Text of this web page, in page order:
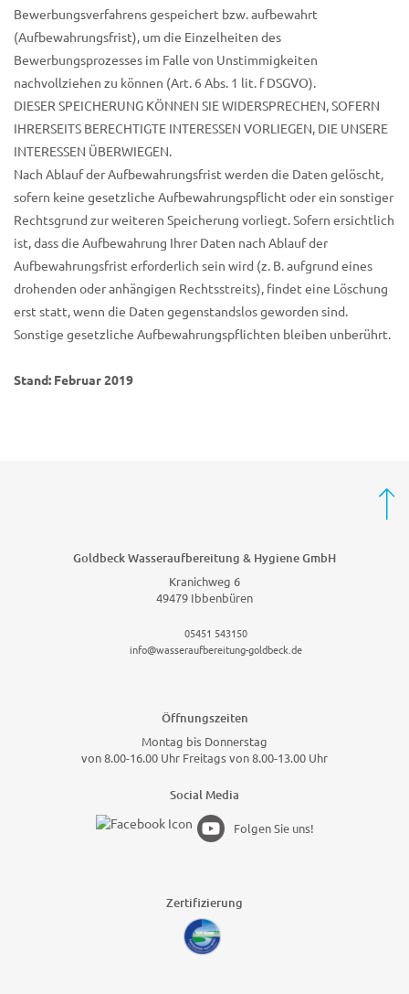
Bewerbungsverfahrens gespeichert bzw. aufbewahrt
(Aufbewahrungsfrist), um die Einzelheiten des
Bewerbungsprozesses im Falle von Unstimmigkeiten
nachvollziehen zu können (Art. 6 Abs. 1 lit. f DSGVO).
DIESER SPEICHERUNG KÖNNEN SIE WIDERSPRECHEN, SOFERN
IHRERSEITS BERECHTIGTE INTERESSEN VORLIEGEN, DIE UNSERE
INTERESSEN ÜBERWIEGEN.
Nach Ablauf der Aufbewahrungsfrist werden die Daten gelöscht,
sofern keine gesetzliche Aufbewahrungspflicht oder ein sonstiger
Rechtsgrund zur weiteren Speicherung vorliegt. Sofern ersichtlich
ist, dass die Aufbewahrung Ihrer Daten nach Ablauf der
Aufbewahrungsfrist erforderlich sein wird (z. B. aufgrund eines
drohenden oder anhängigen Rechtsstreits), findet eine Löschung
erst statt, wenn die Daten gegenstandslos geworden sind.
Sonstige gesetzliche Aufbewahrungspflichten bleiben unberührt.
Stand: Februar 2019
Goldbeck Wasseraufbereitung & Hygiene GmbH
Kranichweg 6
49479 Ibbenbüren
05451 543150
info@wasseraufbereitung-goldbeck.de
Öffnungszeiten
Montag bis Donnerstag
von 8.00-16.00 Uhr Freitags von 8.00-13.00 Uhr
Social Media
Folgen Sie uns!
Zertifizierung